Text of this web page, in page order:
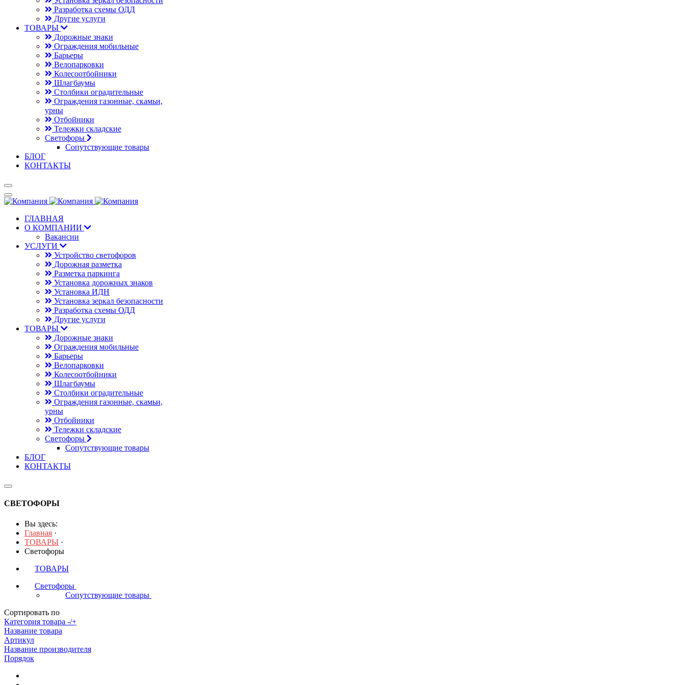
Разработка схемы ОДД
Другие услуги
ТОВАРЫ
Дорожные знаки
Ограждения мобильные
Барьеры
Велопарковки
Колесоотбойники
Шлагбаумы
Столбики оградительные
Ограждения газонные, скамьи,
урны
Отбойники
Тележки складские
Светофоры
Сопутствующие товары
БЛОГ
КОНТАКТЫ
ГЛАВНАЯ
О КОМПАНИИ
Вакансии
УСЛУГИ
Устройство светофоров
Дорожная разметка
Разметка паркинга
Установка дорожных знаков
Установка ИДН
Установка зеркал безопасности
Разработка схемы ОДД
Другие услуги
ТОВАРЫ
Дорожные знаки
Ограждения мобильные
Барьеры
Велопарковки
Колесоотбойники
Шлагбаумы
Столбики оградительные
Ограждения газонные, скамьи,
урны
Отбойники
Тележки складские
Светофоры
Сопутствующие товары
БЛОГ
КОНТАКТЫ
СВЕТОФОРЫ
Вы здесь:
Главная ·
ТОВАРЫ ·
Светофоры
ТОВАРЫ
Светофоры
Сопутствующие товары
Сортировать по
Категория товара -/+
Название товара
Артикул
Название производителя
Порядок